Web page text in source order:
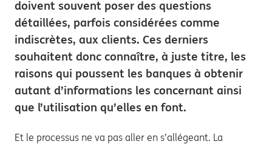
doivent souvent poser des questions
détaillées, parfois considérées comme
indiscrètes, aux clients. Ces derniers
souhaitent donc connaître, à juste titre, les
raisons qui poussent les banques à obtenir
autant d’informations les concernant ainsi
que l’utilisation qu’elles en font.
Et le processus ne va pas aller en s’allégeant. La